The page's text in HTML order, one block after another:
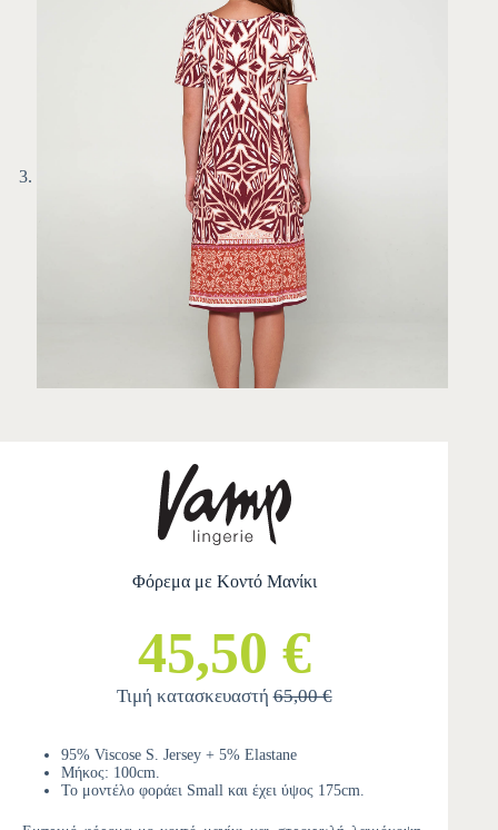
Φόρεμα με Κοντό Μανίκι
45,50 €
Τιμή κατασκευαστή65,00 €
95% Viscose S. Jersey + 5% Elastane
Μήκος: 100cm.
Το μοντέλο φοράει Small και έχει ύψος 175cm.